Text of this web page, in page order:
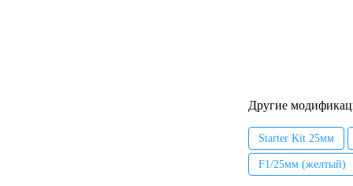
Другие
Starter Kit 25мм
F1/25мм (желтый)